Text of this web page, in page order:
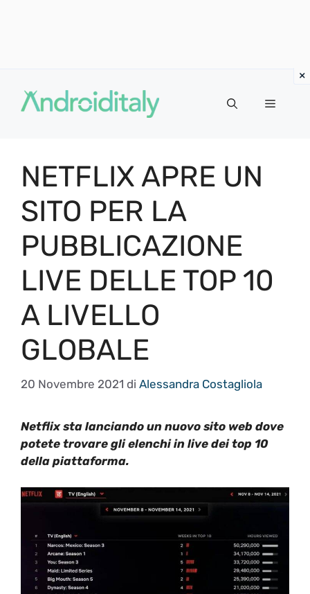
contenuto
MENU
NETFLIX APRE UN
SITO PER LA
PUBBLICAZIONE
LIVE DELLE TOP 10
A LIVELLO
GLOBALE
20 Novembre 2021 di Alessandra Costagliola
Netflix sta lanciando un nuovo sito web dove
potete trovare gli elenchi in live dei top 10
della piattaforma.